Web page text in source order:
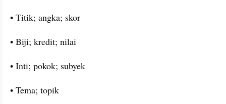
• Titik; angka; skor
• Biji; kredit; nilai
• Inti; pokok; subyek
• Tema; topik